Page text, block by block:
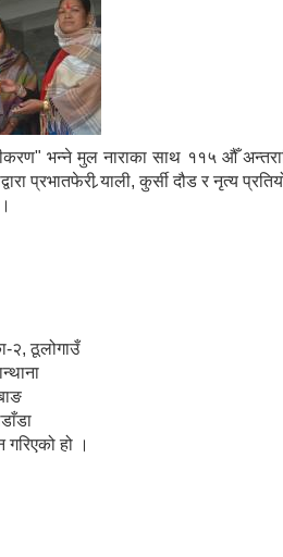
भन्ने मुल नाराका साथ ११५ औँ
प्रभातफेरी र्‍याली, कुर्सी दौड र नृत्य
२, ठूलोगाउँ
गरिएको हो ।